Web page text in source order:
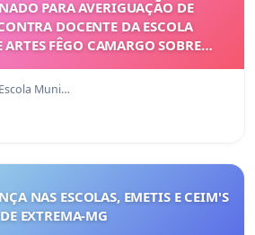
PARA AVERIGUAÇÃO DE
DOCENTE DA ESCOLA
SOBRE
E MISOGINIA
Muni…
NAS ESCOLAS, EMETIS E CEIM'S
DE EXTREMA-MG